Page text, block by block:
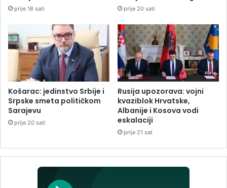
prije 18 sati prije 20 sati
Košarac: jedinstvo Srbije i
Srpske smeta političkom
Sarajevu
prije 20 sati
Rusija upozorava: vojni
kvaziblok Hrvatske,
Albanije i Kosova vodi
eskalaciji
prije 21 sat